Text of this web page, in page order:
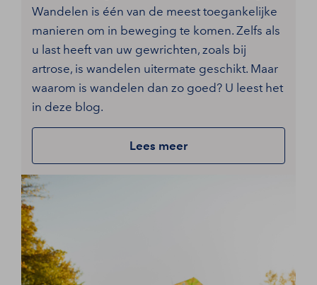
Wandelen is één van de meest toegankelijke
manieren om in beweging te komen. Zelfs als
u last heeft van uw gewrichten, zoals bij
artrose, is wandelen uitermate geschikt. Maar
waarom is wandelen dan zo goed? U leest het
in deze blog.
Lees meer